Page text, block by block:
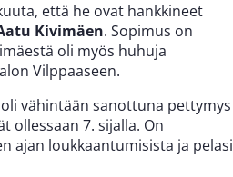
että he ovat hankkineet
Kivimäen. Sopimus on
oli myös huhuja
Vilppaaseen.
vähintään sanottuna pettymys
ollessaan 7. sijalla. On
ajan loukkaantumisista ja pelasi